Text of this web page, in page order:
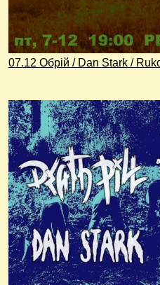
07.12 Обрій / Dan Stark /